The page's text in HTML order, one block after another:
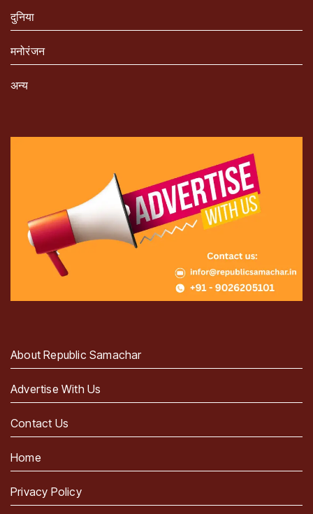
दुनिया
मनोरंजन
अन्य
About Republic Samachar
Advertise With Us
Contact Us
Home
Privacy Policy